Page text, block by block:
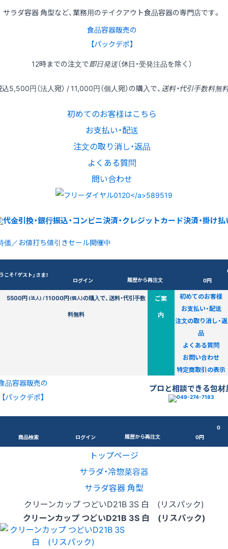
サラダ容器 角型など、業務用のテイクアウト食品容器の専門店です。
食品容器販売の
【パックデポ】
12時までの注文で即日発送（休日・受発注品を除く）
込5,500円（法人宛） / 11,000円（個人宛）の購入で、 送料・代引手数料無
初めてのお客様はこちら
お支払い・配送
注文の取り消し・返品
よくある質問
問い合わせ
価／お値打ち値引きセール開催中
こそ「ゲスト」さま！
ログイン 履歴から再注文
0円
5500円(法人) /11000円(個人)の購入で、送料・代引手数
料無料
ご案
内
初めてのお客様
お支払い・配送
注文の取り消し・返
品
よくある質問
お問い合わせ
特定商取引の表示
品容器販売の
【パックデポ】
プロと相談できる包材
商品検索 ログイン 履歴から再注文
0
0円
トップページ
サラダ・冷惣菜容器
サラダ容器 角型
クリーンカップ つどいD21B 3S 白 (リスパック)
クリーンカップ つどいD21B 3S 白 (リスパック)